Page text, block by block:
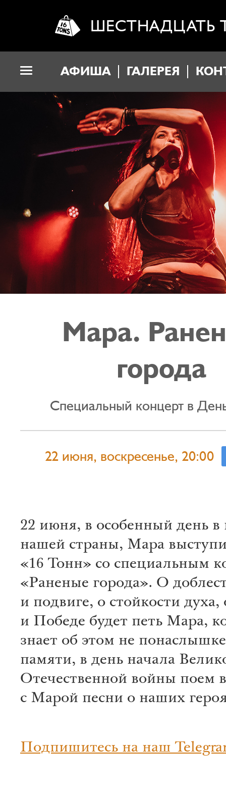
ШЕСТНАДЦАТЬ
АФИША ГАЛЕРЕЯ
Мара.
города
Специальный концерт в
22 июня, воскресенье, 20:00
22 июня, в особенный день в
нашей страны, Мара
«16 Тонн» со специальным
«Раненые города». О
и подвиге, о стойкости духа,
и Победе будет петь Мара,
знает об этом не
памяти, в день начала
Отечественной войны поем
с Марой песни о наших
Подпишитесь на наш